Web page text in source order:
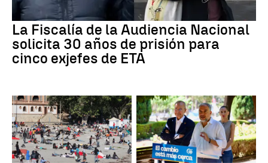
La Fiscalía de la Audiencia Nacional
solicita 30 años de prisión para
cinco exjefes de ETA